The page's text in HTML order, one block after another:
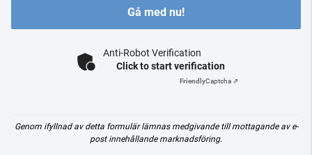
Gå med nu!
Anti-Robot Verification
Click to start verification
FriendlyCaptcha ⇗
Genom ifyllnad av detta formulär lämnas medgivande till mottagande av e-
post innehållande marknadsföring.